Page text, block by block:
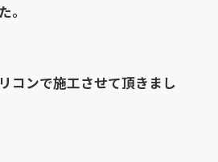
。
コンで施工させて頂きまし